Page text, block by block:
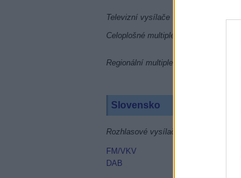
Televizní vysílače
Celoplošné multiplexy
Regionální multiplexy
Slovensko
Rozhlasové vysílače
FM/VKV
DAB